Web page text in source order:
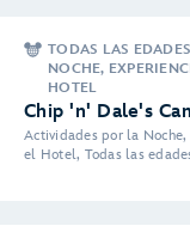
TODAS LAS
NOCHE,
HOTEL
Chip 'n' Dale's
Actividades por la
el Hotel, Todas las